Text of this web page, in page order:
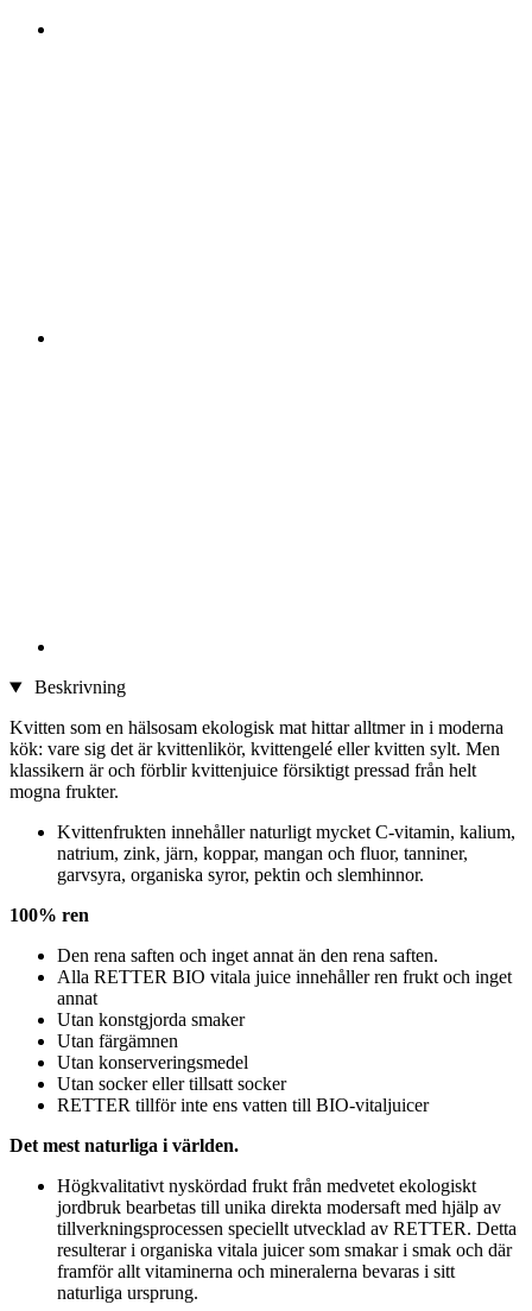
Beskrivning
Kvitten som en hälsosam ekologisk mat hittar alltmer in i moderna
kök: vare sig det är kvittenlikör, kvittengelé eller kvitten sylt. Men
klassikern är och förblir kvittenjuice försiktigt pressad från helt
mogna frukter.
Kvittenfrukten innehåller naturligt mycket C-vitamin, kalium,
natrium, zink, järn, koppar, mangan och fluor, tanniner,
garvsyra, organiska syror, pektin och slemhinnor.
100% ren
Den rena saften och inget annat än den rena saften.
Alla RETTER BIO vitala juice innehåller ren frukt och inget
annat
Utan konstgjorda smaker
Utan färgämnen
Utan konserveringsmedel
Utan socker eller tillsatt socker
RETTER tillför inte ens vatten till BIO-vitaljuicer
Det mest naturliga i världen.
Högkvalitativt nyskördad frukt från medvetet ekologiskt
jordbruk bearbetas till unika direkta modersaft med hjälp av
tillverkningsprocessen speciellt utvecklad av RETTER. Detta
resulterar i organiska vitala juicer som smakar i smak och där
framför allt vitaminerna och mineralerna bevaras i sitt
naturliga ursprung.